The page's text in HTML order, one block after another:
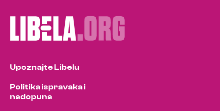
Upoznajte Libelu
Politika ispravaka i
nadopuna